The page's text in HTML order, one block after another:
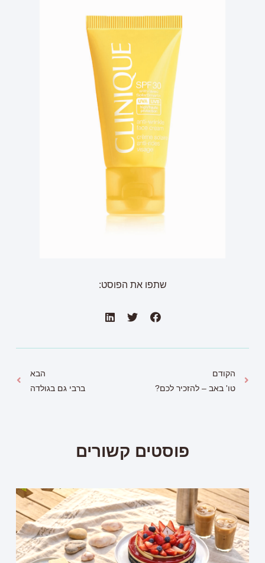
שתפו את הפוסט:
הקודם
טו' באב – להזכיר לכם?
הבא
ברבי גם בגולדה
פוסטים קשורים